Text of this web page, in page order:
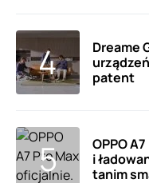
Dreame
patent
OPPO
i
tanim